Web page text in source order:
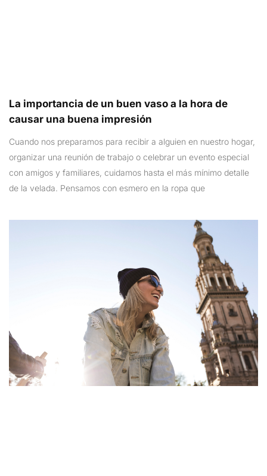
La importancia de un buen vaso a la hora de
causar una buena impresión
Cuando nos preparamos para recibir a alguien en nuestro hogar,
organizar una reunión de trabajo o celebrar un evento especial
con amigos y familiares, cuidamos hasta el más mínimo detalle
de la velada. Pensamos con esmero en la ropa que